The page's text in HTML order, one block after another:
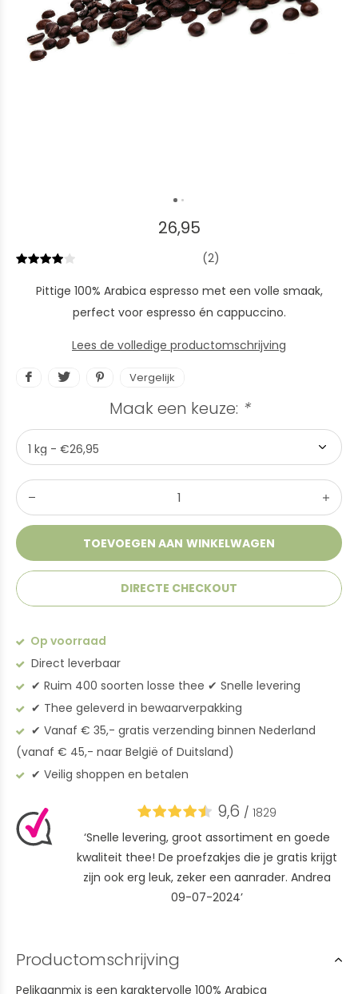
26,95
(2)
Pittige 100% Arabica espresso met een volle smaak,
perfect voor espresso én cappuccino.
Lees de volledige productomschrijving
Vergelijk
Maak een keuze: *
TOEVOEGEN AAN WINKELWAGEN
DIRECTE CHECKOUT
Op voorraad
Direct leverbaar
✔︎ Ruim 400 soorten losse thee ✔︎ Snelle levering
✔︎ Thee geleverd in bewaarverpakking
✔︎ Vanaf € 35,- gratis verzending binnen Nederland
(vanaf € 45,- naar België of Duitsland)
✔︎ Veilig shoppen en betalen
9,6 / 1829
‘Snelle levering, groot assortiment en goede
kwaliteit thee! De proefzakjes die je gratis krijgt
zijn ook erg leuk, zeker een aanrader. Andrea
09-07-2024’
Productomschrijving
Pelikaanmix is een karaktervolle 100% Arabica